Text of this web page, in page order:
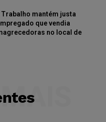
mantém justa
que vendia
no local de